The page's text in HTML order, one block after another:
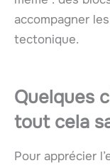
accompagner
tectonique.
Quelques
tout cela
Pour apprécier